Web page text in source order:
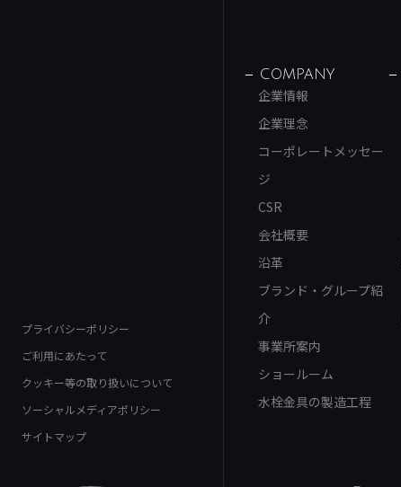
プライバシーポリシー
ご利用にあたって
クッキー等の取り扱いについて
ソーシャルメディアポリシー
サイトマップ
COMPANY
企業情報
企業理念
コーポレートメッセー
ジ
CSR
会社概要
沿革
ブランド・グループ紹
介
事業所案内
ショールーム
水栓金具の製造工程